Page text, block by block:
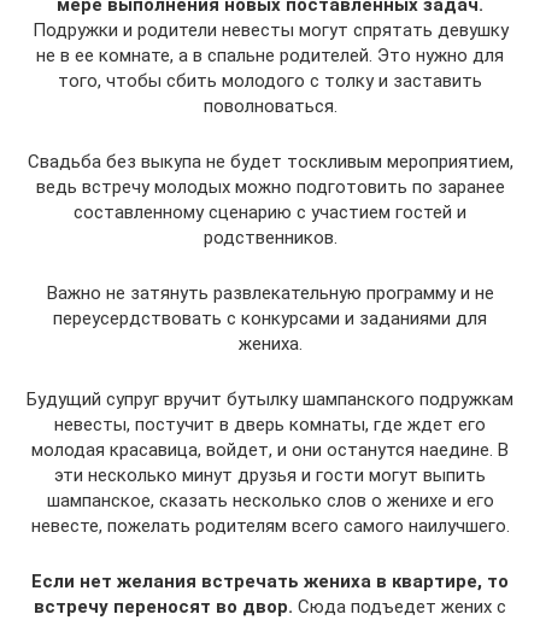
мере выполнения новых поставленных задач.
Подружки и родители невесты могут спрятать девушку
не в ее комнате, а в спальне родителей. Это нужно для
того, чтобы сбить молодого с толку и заставить
поволноваться.
Свадьба без выкупа не будет тоскливым мероприятием,
ведь встречу молодых можно подготовить по заранее
составленному сценарию с участием гостей и
родственников.
Важно не затянуть развлекательную программу и не
переусердствовать с конкурсами и заданиями для
жениха.
Будущий супруг вручит бутылку шампанского подружкам
невесты, постучит в дверь комнаты, где ждет его
молодая красавица, войдет, и они останутся наедине. В
эти несколько минут друзья и гости могут выпить
шампанское, сказать несколько слов о женихе и его
невесте, пожелать родителям всего самого наилучшего.
Если нет желания встречать жениха в квартире, то
встречу переносят во двор. Сюда подъедет жених с